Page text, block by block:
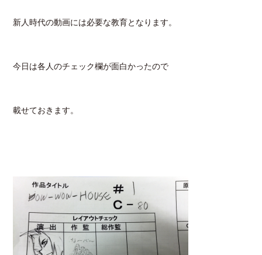
新人時代の動画には必要な教育となります。
今日は各人のチェック欄が面白かったので
載せておきます。